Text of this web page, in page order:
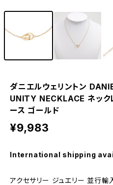
ダニエルウェリントン
UNITY NECKLACE ネッ
ース ゴールド
¥9,983
International shipping
アクセサリー ジュエリー 並行輸